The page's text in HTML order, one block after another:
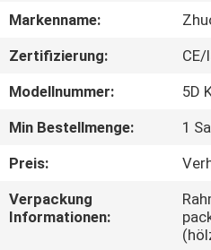
ÜBER
FABRIK-
TOUR
Markenname:
Zertifizierung:
CE/
Modellnummer:
5D
Min Bestellmenge:
1
Preis:
Verpackung
Informationen: